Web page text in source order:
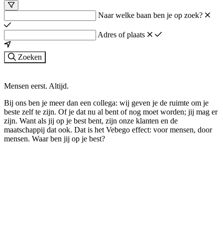
Naar welke baan ben je op zoek?
Adres of plaats
Zoeken
Mensen eerst. Altijd.
Bij ons ben je meer dan een collega: wij geven je de ruimte om je
beste zelf te zijn. Of je dat nu al bent of nog moet worden; jij mag er
zijn. Want als jij op je best bent, zijn onze klanten en de
maatschappij dat ook. Dat is het Vebego effect: voor mensen, door
mensen. Waar ben jij op je best?